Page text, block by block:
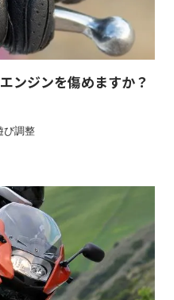
ンジンを傷めますか？
び調整